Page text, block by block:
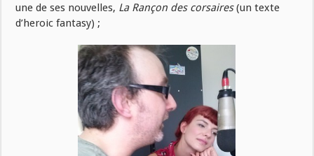
une de ses nouvelles, La Rançon des corsaires(un texte
d’heroic fantasy) ;